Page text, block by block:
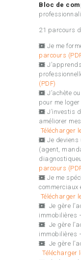
Bloc de
21 parcours
Je me
parcours
(PDF)
J’achète
pour me loger
J’investis
améliorer
Télécharger
Je deviens
(agent,
parcours
Je me
commerciaux
Télécharger
Je gère
immobilières
Je gère
immobilières
Je gère
Télécharger